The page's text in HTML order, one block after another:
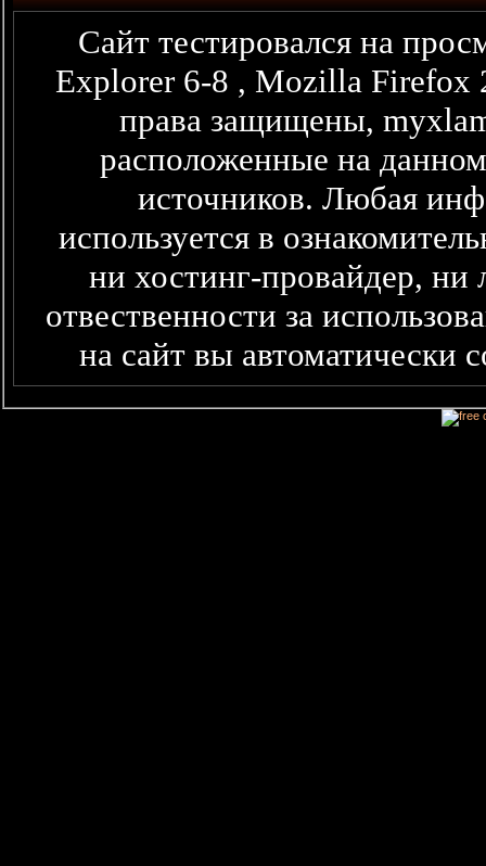
Сайт тестировался на
Explorer 6-8 , Mozilla Firefox
права защищены,
расположенные на
источников. Любая информация представленная здесь,
используется в
ни хостинг-провайдер,
отвественности за
на сайт вы автоматически